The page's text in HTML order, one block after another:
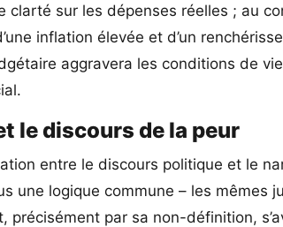
clarté sur les dépenses réelles ; au
inflation élevée et d’un
aggravera les conditions de
le discours de la peur
entre le discours politique et le
une logique commune – les mêmes
précisément par sa non-définition,